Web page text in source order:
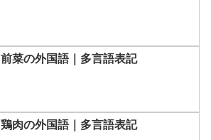
前菜の外国語｜多言語表記
鶏肉の外国語｜多言語表記